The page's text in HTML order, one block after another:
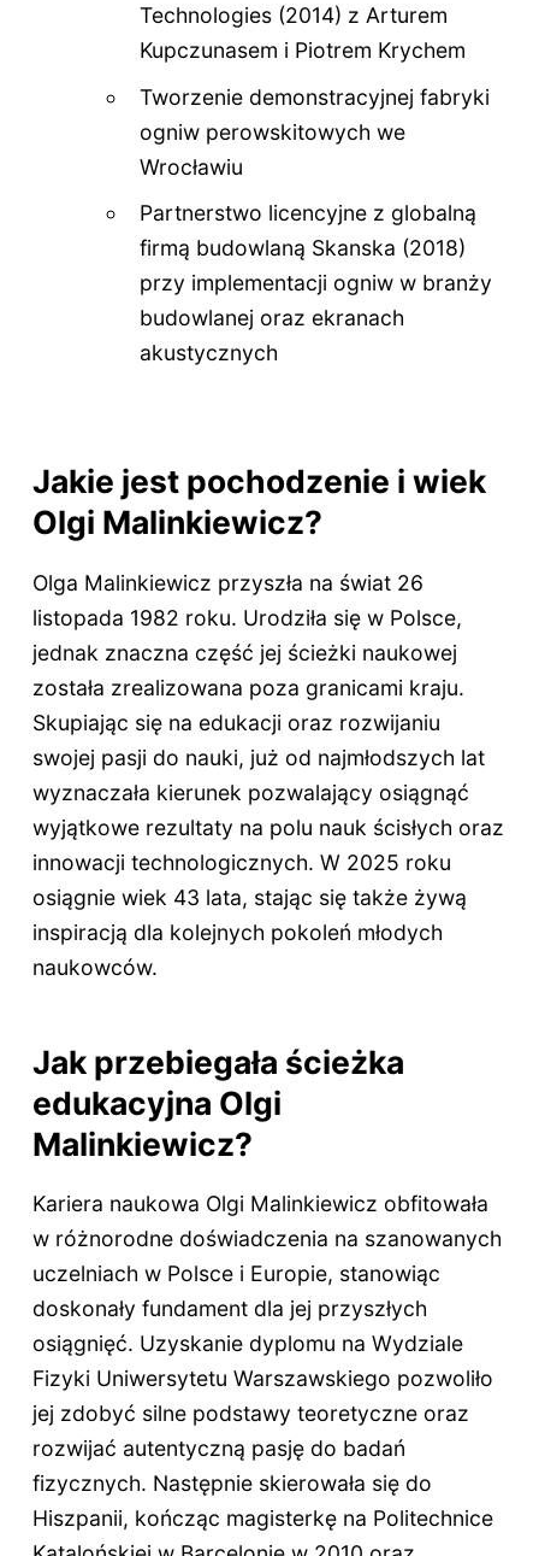
Technologies (2014) z Arturem
Kupczunasem i Piotrem Krychem
Tworzenie demonstracyjnej fabryki
ogniw perowskitowych we
Wrocławiu
Partnerstwo licencyjne z globalną
firmą budowlaną Skanska (2018)
przy implementacji ogniw w branży
budowlanej oraz ekranach
akustycznych
Jakie jest pochodzenie i wiek
Olgi Malinkiewicz?
Olga Malinkiewicz przyszła na świat 26
listopada 1982 roku. Urodziła się w Polsce,
jednak znaczna część jej ścieżki naukowej
została zrealizowana poza granicami kraju.
Skupiając się na edukacji oraz rozwijaniu
swojej pasji do nauki, już od najmłodszych lat
wyznaczała kierunek pozwalający osiągnąć
wyjątkowe rezultaty na polu nauk ścisłych oraz
innowacji technologicznych. W 2025 roku
osiągnie wiek 43 lata, stając się także żywą
inspiracją dla kolejnych pokoleń młodych
naukowców.
Jak przebiegała ścieżka
edukacyjna Olgi
Malinkiewicz?
Kariera naukowa Olgi Malinkiewicz obfitowała
w różnorodne doświadczenia na szanowanych
uczelniach w Polsce i Europie, stanowiąc
doskonały fundament dla jej przyszłych
osiągnięć. Uzyskanie dyplomu na Wydziale
Fizyki Uniwersytetu Warszawskiego pozwoliło
jej zdobyć silne podstawy teoretyczne oraz
rozwijać autentyczną pasję do badań
fizycznych. Następnie skierowała się do
Hiszpanii, kończąc magisterkę na Politechnice